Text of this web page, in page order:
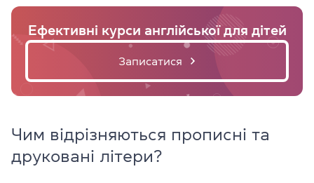
Ефективні курси англійської для дітей
Записатися
Чим відрізняються прописні та
друковані літери?